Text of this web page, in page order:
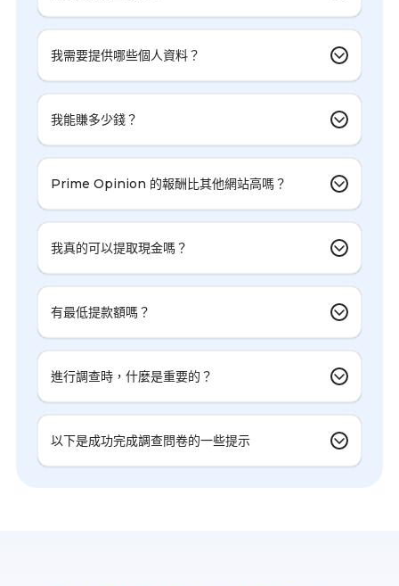
我需要提供哪些個人資料？
我能賺多少錢？
Prime Opinion 的報酬比其他網站高嗎？
我真的可以提取現金嗎？
有最低提款額嗎？
進行調查時，什麼是重要的？
以下是成功完成調查問卷的一些提示